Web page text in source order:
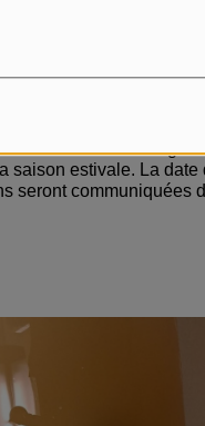
activité permettra aux
Accessibles et
saison estivale. La date
seront communiquées